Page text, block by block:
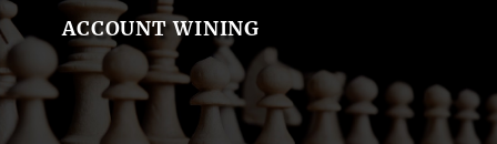
ACCOUNT WINING